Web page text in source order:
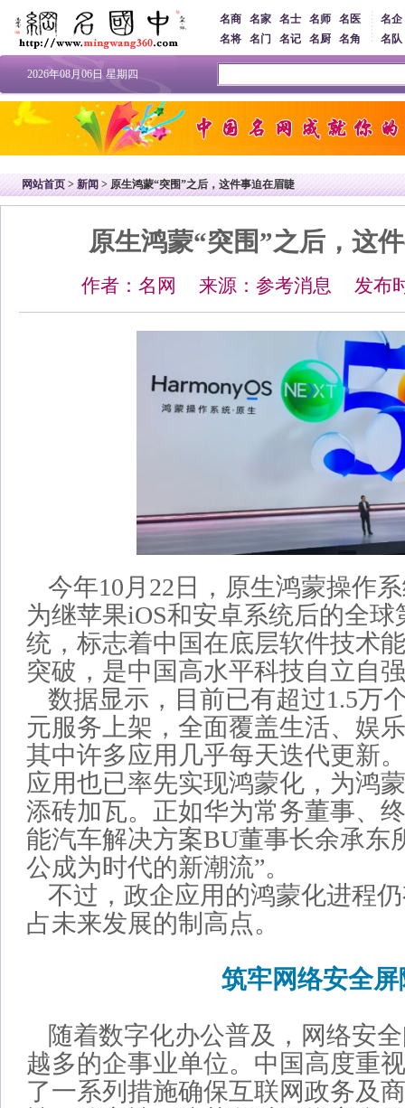
名商 名家 名士 名师
名医
名将
名门 名记 名厨 名角
名企
名队
2026年08月06日 星期四
网站首页 > 新闻 > 原生鸿蒙“突围”之后，这件事迫在眉睫
原生鸿蒙“突围”之后，这
作者：名网 来源：参考消息 发布时
今年10月22日，原生鸿蒙操作
为继苹果iOS和安卓系统后的全
统，标志着中国在底层软件技术
突破，是中国高水平科技自立自
数据显示，目前已有超过1.5万
元服务上架，全面覆盖生活、娱
其中许多应用几乎每天迭代更新
应用也已率先实现鸿蒙化，为鸿
添砖加瓦。正如华为常务董事、
能汽车解决方案BU董事长余承东
公成为时代的新潮流”。
不过，政企应用的鸿蒙化进程
占未来发展的制高点。
筑牢网络安全屏
随着数字化办公普及，网络安
越多的企事业单位。中国高度重
了一系列措施确保互联网政务及